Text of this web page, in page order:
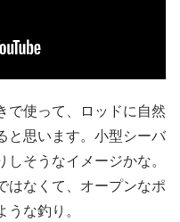
で使って、ロッドに自然
と思います。小型シーバ
そうなイメージかな。
はなくて、オープンなポ
な釣り。